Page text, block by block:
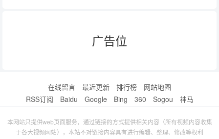
广告位
在线留言 最近更新 排行榜
网站地图
RSS订阅
Baidu Google Bing 360 Sogou 神马
本网站只提供web页面服务，通过链接的方式提供相关内容（所有视频内容收集
于各大视频网站），本站不对链接内容具有进行编辑、整理、修改等权利